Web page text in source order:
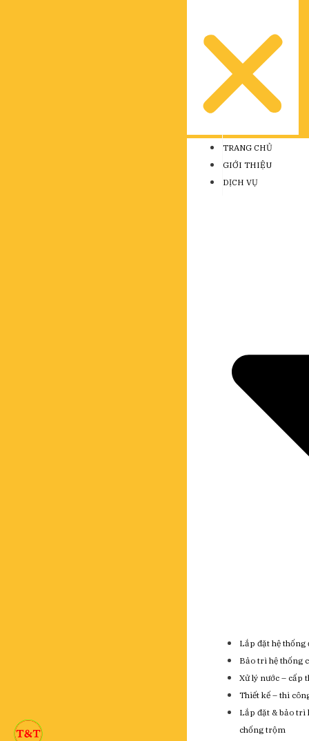
TRANG CHỦ
GIỚI THIỆU
DỊCH VỤ
Lắp đặt hệ
Bảo trì hệ thống
Xử lý nước – cấp
Thiết kế – thi
Lắp đặt & bảo trì
chống trộm